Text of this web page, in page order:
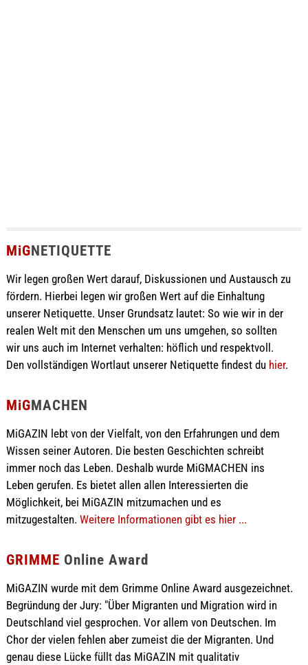
MiGNETIQUETTE
Wir legen großen Wert darauf, Diskussionen und Austausch zu
fördern. Hierbei legen wir großen Wert auf die Einhaltung
unserer Netiquette. Unser Grundsatz lautet: So wie wir in der
realen Welt mit den Menschen um uns umgehen, so sollten
wir uns auch im Internet verhalten: höflich und respektvoll.
Den vollständigen Wortlaut unserer Netiquette findest du hier.
MiGMACHEN
MiGAZIN lebt von der Vielfalt, von den Erfahrungen und dem
Wissen seiner Autoren. Die besten Geschichten schreibt
immer noch das Leben. Deshalb wurde MiGMACHEN ins
Leben gerufen. Es bietet allen allen Interessierten die
Möglichkeit, bei MiGAZIN mitzumachen und es
mitzugestalten. Weitere Informationen gibt es hier ...
GRIMME Online Award
MiGAZIN wurde mit dem Grimme Online Award ausgezeichnet.
Begründung der Jury: "Über Migranten und Migration wird in
Deutschland viel gesprochen. Vor allem von Deutschen. Im
Chor der vielen fehlen aber zumeist die der Migranten. Und
genau diese Lücke füllt das MiGAZIN mit qualitativ